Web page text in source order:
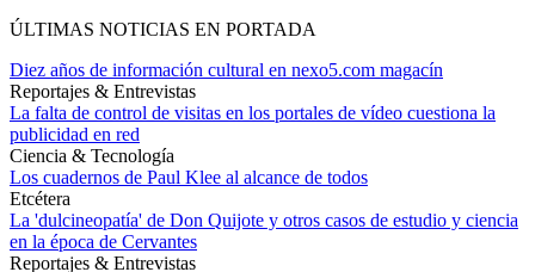
ÚLTIMAS NOTICIAS EN PORTADA
Diez años de información cultural en nexo5.com magacín
Reportajes & Entrevistas
La falta de control de visitas en los portales de vídeo cuestiona la
publicidad en red
Ciencia & Tecnología
Los cuadernos de Paul Klee al alcance de todos
Etcétera
La 'dulcineopatía' de Don Quijote y otros casos de estudio y ciencia
en la época de Cervantes
Reportajes & Entrevistas